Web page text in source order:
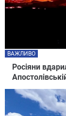
Росіяни
ВАЖЛИВО